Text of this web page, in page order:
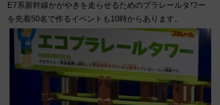
E7系新幹線かがやきを走らせるためのプラレールタワー
を先着50名で作るイベントも10時からあります。